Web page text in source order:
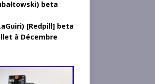
beta
[Redpill] beta
à Décembre